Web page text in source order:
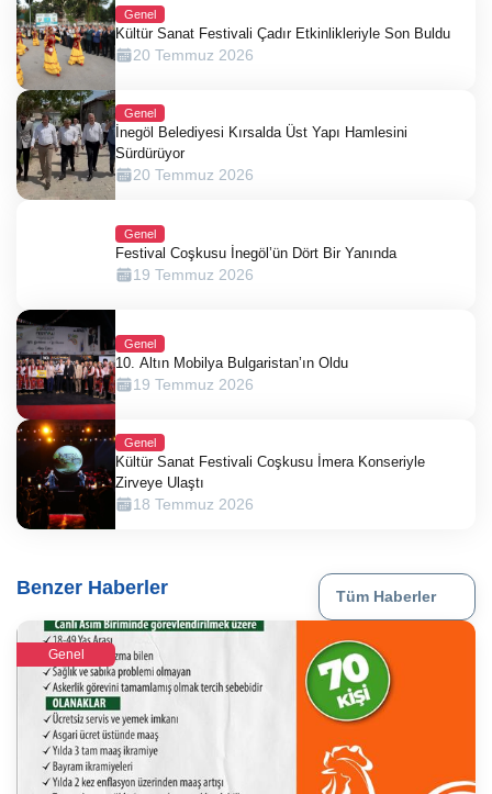
Genel
Kültür Sanat Festivali Çadır Etkinlikleriyle Son Buldu
20 Temmuz 2026
Genel
İnegöl Belediyesi Kırsalda Üst Yapı Hamlesini
Sürdürüyor
20 Temmuz 2026
Genel
Festival Coşkusu İnegöl’ün Dört Bir Yanında
19 Temmuz 2026
Genel
10. Altın Mobilya Bulgaristan’ın Oldu
19 Temmuz 2026
Genel
Kültür Sanat Festivali Coşkusu İmera Konseriyle
Zirveye Ulaştı
18 Temmuz 2026
Benzer Haberler Tüm Haberler
Genel